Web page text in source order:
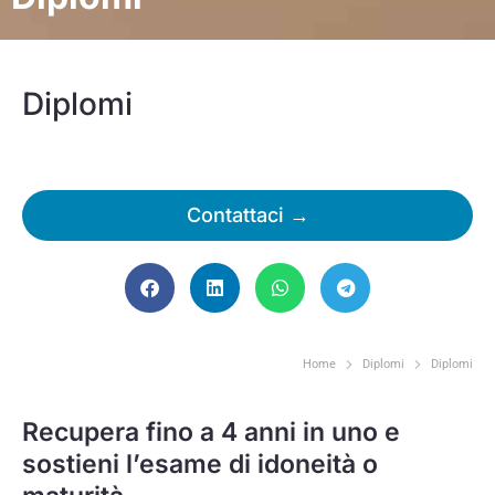
Diplomi
Contattaci →
Home Diplomi Diplomi
Recupera fino a 4 anni in uno e
sostieni l’esame di idoneità o